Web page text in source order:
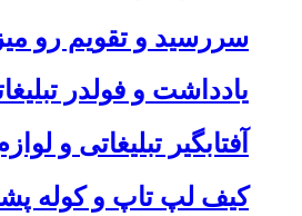
سررسید و تقویم رو
یادداشت و فولدر
آفتابگیر تبلیغاتی و
کیف لپ تاپ و کوله